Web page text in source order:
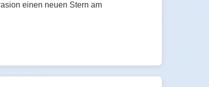
einen neuen Stern am